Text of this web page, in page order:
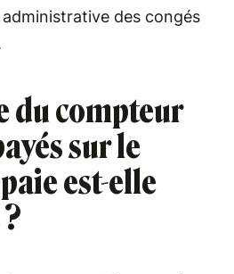
des congés
du compteur
sur le
est-elle